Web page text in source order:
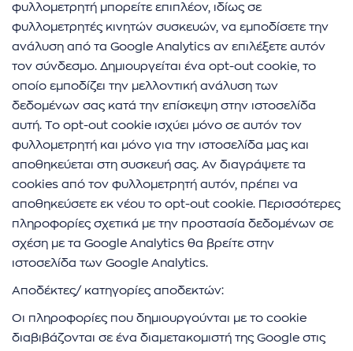
φυλλομετρητή μπορείτε επιπλέον, ιδίως σε
φυλλομετρητές κινητών συσκευών, να εμποδίσετε την
ανάλυση από τα Google Analytics αν επιλέξετε αυτόν
τον σύνδεσμο. Δημιουργείται ένα opt-out cookie, το
οποίο εμποδίζει την μελλοντική ανάλυση των
δεδομένων σας κατά την επίσκεψη στην ιστοσελίδα
αυτή. Το opt-out cookie ισχύει μόνο σε αυτόν τον
φυλλομετρητή και μόνο για την ιστοσελίδα μας και
αποθηκεύεται στη συσκευή σας. Αν διαγράψετε τα
cookies από τον φυλλομετρητή αυτόν, πρέπει να
αποθηκεύσετε εκ νέου το opt-out cookie. Περισσότερες
πληροφορίες σχετικά με την προστασία δεδομένων σε
σχέση με τα Google Analytics θα βρείτε στην
ιστοσελίδα των Google Analytics.
Αποδέκτες/ κατηγορίες αποδεκτών:
Οι πληροφορίες που δημιουργούνται με το cookie
διαβιβάζονται σε ένα διαμετακομιστή της Google στις